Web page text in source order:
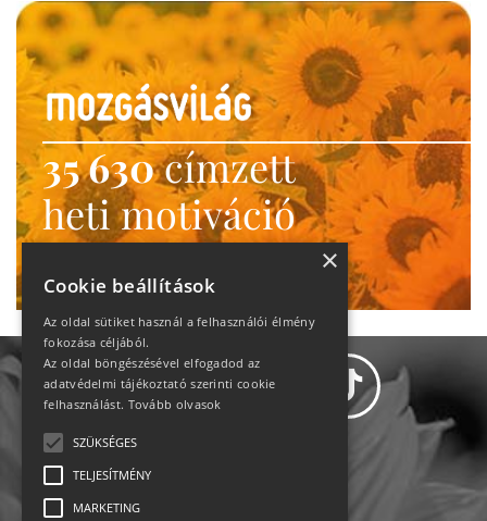
35 630címzett
heti motiváció
Ne maradj le!
×
Cookie beállítások
Az oldal sütiket használ a felhasználói élmény
fokozása céljából.
Az oldal böngészésével elfogadod az
adatvédelmi tájékoztató szerinti cookie
felhasználást. Tovább olvasok
SZÜKSÉGES
TELJESÍTMÉNY
MARKETING